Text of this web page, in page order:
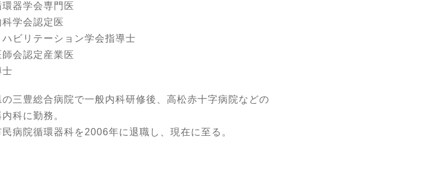
学会専門医
認定医
テーション学会指導士
定産業医
合病院で一般内科研修後、高松赤十字病院などの
勤務。
環器科を2006年に退職し、現在に至る。